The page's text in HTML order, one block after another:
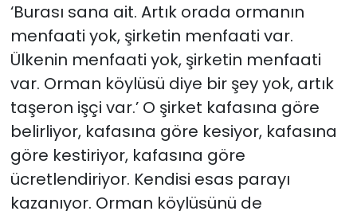
‘Burası sana ait. Artık orada ormanın
menfaati yok, şirketin menfaati var.
Ülkenin menfaati yok, şirketin menfaati
var. Orman köylüsü diye bir şey yok, artık
taşeron işçi var.’ O şirket kafasına göre
belirliyor, kafasına göre kesiyor, kafasına
göre kestiriyor, kafasına göre
ücretlendiriyor. Kendisi esas parayı
kazanıyor. Orman köylüsünü de